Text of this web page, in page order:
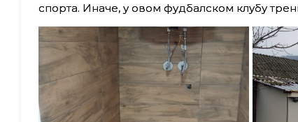
спорта. Иначе, у овом фудбалском клубу